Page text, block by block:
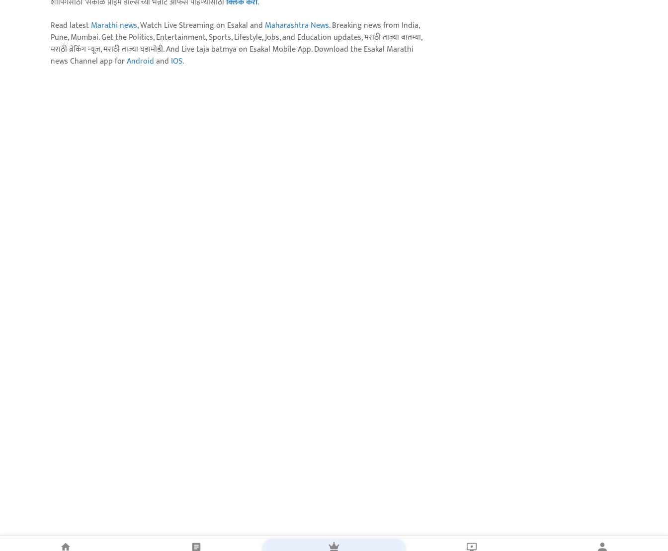
Read latestMarathi news, Watch Live Streaming on Esakal and Maharashtra News. Breaking news from India,
Pune, Mumbai. Get the Politics, Entertainment, Sports, Lifestyle, Jobs, and Education updates, मराठी ताज्या बातम्या,
मराठी ब्रेकिंग न्यूज, मराठी ताज्या घडामोडी. And Live taja batmya on Esakal Mobile App. Download the Esakal Marathi
news Channel app forAndroidand IOS.